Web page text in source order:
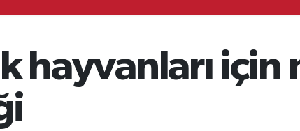
hayvanları için